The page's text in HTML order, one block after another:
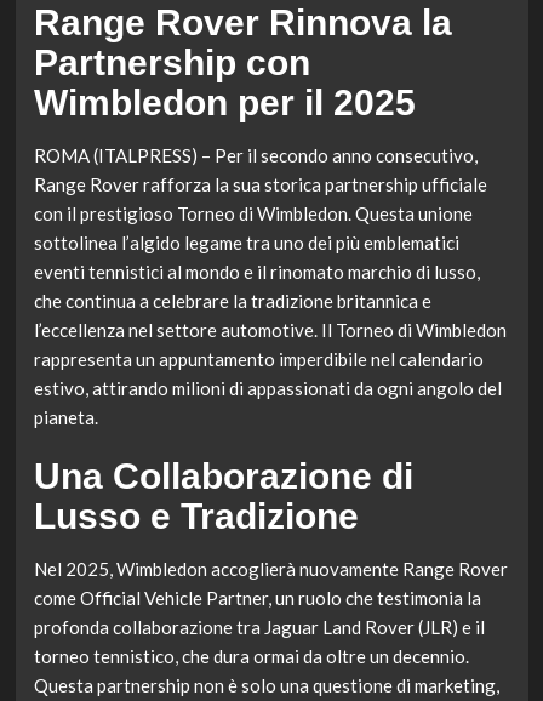
Range Rover Rinnova la
Partnership con
Wimbledon per il 2025
ROMA (ITALPRESS) – Per il secondo anno consecutivo,
Range Rover rafforza la sua storica partnership ufficiale
con il prestigioso Torneo di Wimbledon. Questa unione
sottolinea l’algido legame tra uno dei più emblematici
eventi tennistici al mondo e il rinomato marchio di lusso,
che continua a celebrare la tradizione britannica e
l’eccellenza nel settore automotive. Il Torneo di Wimbledon
rappresenta un appuntamento imperdibile nel calendario
estivo, attirando milioni di appassionati da ogni angolo del
pianeta.
Una Collaborazione di
Lusso e Tradizione
Nel 2025, Wimbledon accoglierà nuovamente Range Rover
come Official Vehicle Partner, un ruolo che testimonia la
profonda collaborazione tra Jaguar Land Rover (JLR) e il
torneo tennistico, che dura ormai da oltre un decennio.
Questa partnership non è solo una questione di marketing,